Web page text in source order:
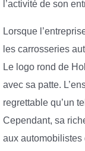
l’activité de son
Lorsque
les carrosseries
Le logo rond de
avec sa patte.
regrettable qu’un
Cependant, sa
aux automobilistes